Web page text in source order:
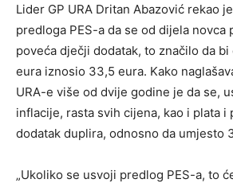
Lider GP URA Dritan Abazović rekao
predloga PES-a da se od dijela
poveća dječji dodatak, to značilo da
eura iznosio 33,5 eura. Kako
URA-e više od dvije godine je da se,
inflacije, rasta svih cijena, kao i plata i
dodatak duplira, odnosno da umjesto
„Ukoliko se usvoji predlog PES-a, to